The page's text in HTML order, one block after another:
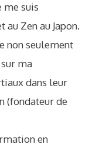
me suis
Zen au Japon.
non seulement
ma
dans leur
(fondateur de
en